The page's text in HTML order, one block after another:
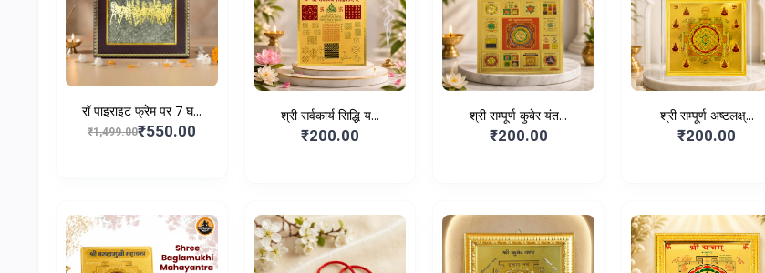
रॉ पाइराइट फ्रेम पर 7 घ...
₹1,499.00₹550.00
श्री सर्वकार्य सिद्धि य...
₹200.00
श्री सम्पूर्ण कुबेर यंत...
₹200.00
श्री सम्पूर्ण अष्टलक्ष्...
₹200.00